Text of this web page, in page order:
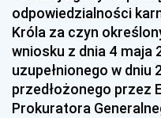
1987
1984
1981
1978
odpowiedzialności
Króla za czyn
wniosku z dnia 4 maja
uzupełnionego w dniu
przedłożonego przez
Prokuratora